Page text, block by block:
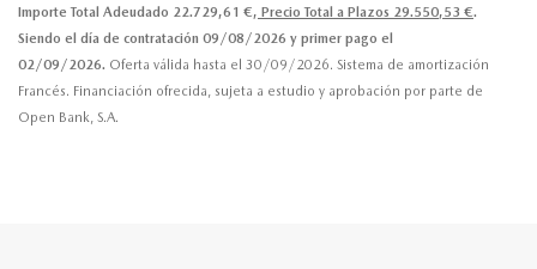
Importe Total Adeudado 22.729,61 €, Precio Total a Plazos 29.550,53 €.
Siendo el día de contratación 09/08/2026 y primer pago el
02/09/2026. Oferta válida hasta el 30/09/2026. Sistema de amortización
Francés. Financiación ofrecida, sujeta a estudio y aprobación por parte de
Open Bank, S.A.